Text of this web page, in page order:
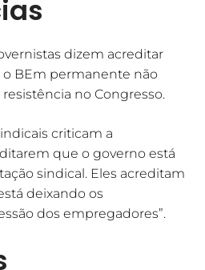
dizem acreditar
BEm permanente não
no Congresso.
criticam a
que o governo está
sindical. Eles acreditam
deixando os
dos empregadores”.